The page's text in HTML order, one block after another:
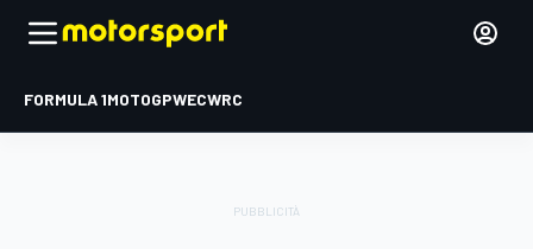
FORMULA 1MOTOGPWECWRC